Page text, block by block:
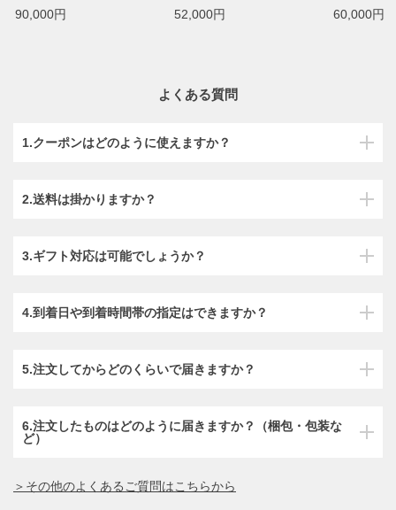
90,000円 52,000円 60,000円
よくある質問
1.クーポンはどのように使えますか？
2.送料は掛かりますか？
3.ギフト対応は可能でしょうか？
4.到着日や到着時間帯の指定はできますか？
5.注文してからどのくらいで届きますか？
6.注文したものはどのように届きますか？（梱包・包装な
ど）
＞その他のよくあるご質問はこちらから